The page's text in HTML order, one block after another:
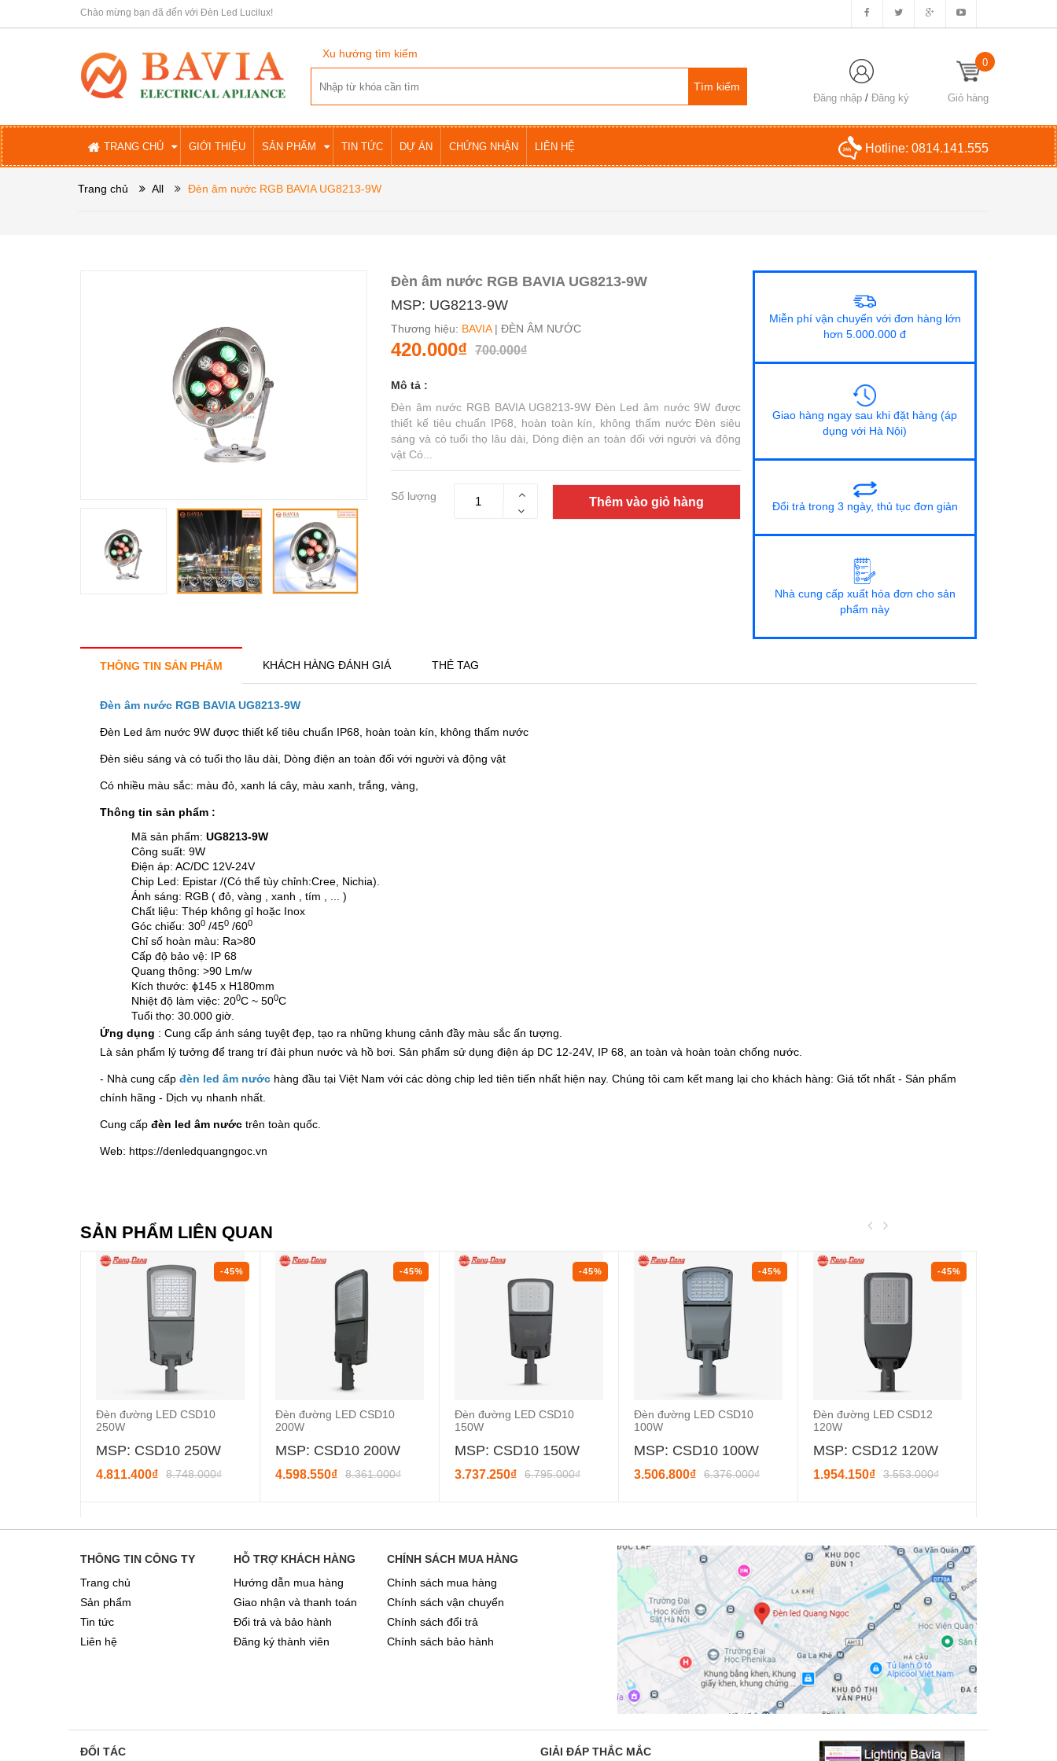
Chào mừng bạn đã đến với Đèn Led Lucilux!
Xu hướng tìm kiếm
Đăng nhập /Đăng ký Giỏ hàng
0
TRANG CHỦ GIỚI THIỆU SẢN PHẨM TIN TỨC DỰ ÁN CHỨNG NHẬN LIÊN HỆ Hotline: 0814.141.555
Trang chủ All Đèn âm nước RGB BAVIA UG8213-9W
Đèn âm nước RGB BAVIA UG8213-9W
MSP: UG8213-9W
Thương hiệu: BAVIA| ĐÈN ÂM NƯỚC
420.000₫ 700.000₫
Mô tả :
Đèn âm nước RGB BAVIA UG8213-9W Đèn Led âm nước 9W được
thiết kế tiêu chuẩn IP68, hoàn toàn kín, không thấm nước Đèn siêu
sáng và có tuổi thọ lâu dài, Dòng điện an toàn đối với người và động
vật Có...
Số lượng Thêm vào giỏ hàng
Miễn phí vận chuyển với đơn hàng lớn
hơn 5.000.000 đ
Giao hàng ngay sau khi đặt hàng (áp
dụng với Hà Nội)
Đổi trả trong 3 ngày, thủ tục đơn giản
Nhà cung cấp xuất hóa đơn cho sản
phẩm này
THÔNG TIN SẢN PHẨM KHÁCH HÀNG ĐÁNH GIÁ THẺ TAG
Đèn âm nước RGB BAVIA UG8213-9W
Đèn Led âm nước 9W được thiết kế tiêu chuẩn IP68, hoàn toàn kín, không thấm nước
Đèn siêu sáng và có tuổi thọ lâu dài, Dòng điện an toàn đối với người và động vật
Có nhiều màu sắc: màu đỏ, xanh lá cây, màu xanh, trắng, vàng,
Thông tin sản phẩm :
Mã sản phẩm: UG8213-9W
Công suất: 9W
Điện áp: AC/DC 12V-24V
Chip Led: Epistar /(Có thể tùy chỉnh:Cree, Nichia).
Ánh sáng: RGB ( đỏ, vàng , xanh , tím , ... )
Chất liệu: Thép không gỉ hoặc Inox
Góc chiếu: 300 /450 /600
Chỉ số hoàn màu: Ra>80
Cấp độ bảo vệ: IP 68
Quang thông: >90 Lm/w
Kích thước: ϕ145 x H180mm
Nhiệt độ làm việc: 200C ~ 500C
Tuổi thọ: 30.000 giờ.
Ứng dụng : Cung cấp ánh sáng tuyệt đẹp, tạo ra những khung cảnh đầy màu sắc ấn tượng.
Là sản phẩm lý tưởng để trang trí đài phun nước và hồ bơi. Sản phẩm sử dụng điện áp DC 12-24V, IP 68, an toàn và hoàn toàn chống nước.
- Nhà cung cấp đèn led âm nước hàng đầu tại Việt Nam với các dòng chip led tiên tiến nhất hiện nay. Chúng tôi cam kết mang lại cho khách hàng: Giá tốt nhất - Sản phẩm
chính hãng - Dịch vụ nhanh nhất.
Cung cấp đèn led âm nước trên toàn quốc.
Web: https://denledquangngoc.vn
SẢN PHẨM LIÊN QUAN
-45%
Đèn đường LED CSD10
250W
MSP: CSD10 250W
4.811.400₫ 8.748.000₫
-45%
Đèn đường LED CSD10
200W
MSP: CSD10 200W
4.598.550₫ 8.361.000₫
-45%
Đèn đường LED CSD10
150W
MSP: CSD10 150W
3.737.250₫ 6.795.000₫
-45%
Đèn đường LED CSD10
100W
MSP: CSD10 100W
3.506.800₫ 6.376.000₫
-45%
Đèn đường LED CSD12
120W
MSP: CSD12 120W
1.954.150₫ 3.553.000₫
THÔNG TIN CÔNG TY
Trang chủ
Sản phẩm
Tin tức
Liên hệ
HỖ TRỢ KHÁCH HÀNG
Hướng dẫn mua hàng
Giao nhận và thanh toán
Đổi trả và bảo hành
Đăng ký thành viên
CHÍNH SÁCH MUA HÀNG
Chính sách mua hàng
Chính sách vận chuyển
Chính sách đổi trả
Chính sách bảo hành
ĐỐI TÁC GIẢI ĐÁP THẮC MẮC